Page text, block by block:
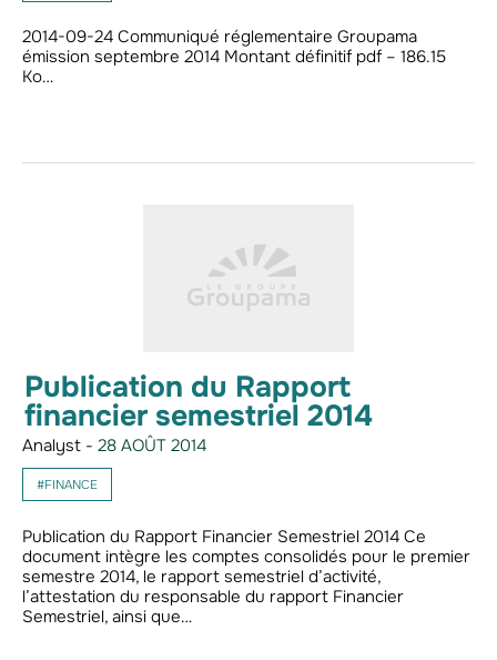
2014-09-24 Communiqué réglementaire Groupama
émission septembre 2014 Montant définitif pdf – 186.15
Ko…
Publication du Rapport
financier semestriel 2014
Analyst - 28 AOÛT 2014
#FINANCE
Publication du Rapport Financier Semestriel 2014 Ce
document intègre les comptes consolidés pour le premier
semestre 2014, le rapport semestriel d’activité,
l’attestation du responsable du rapport Financier
Semestriel, ainsi que…